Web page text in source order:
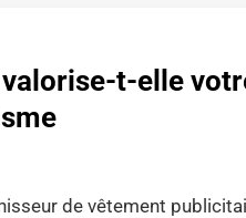
t-elle
de vêtement